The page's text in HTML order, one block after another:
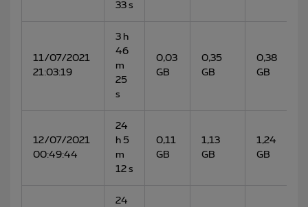
33 s
11/07/2021
21:03:19
3 h
46
m
25
s
0,03
GB
0,35
GB
0,38
GB
12/07/2021
00:49:44
24
h 5
m
12 s
0,11
GB
1,13
GB
1,24
GB
24